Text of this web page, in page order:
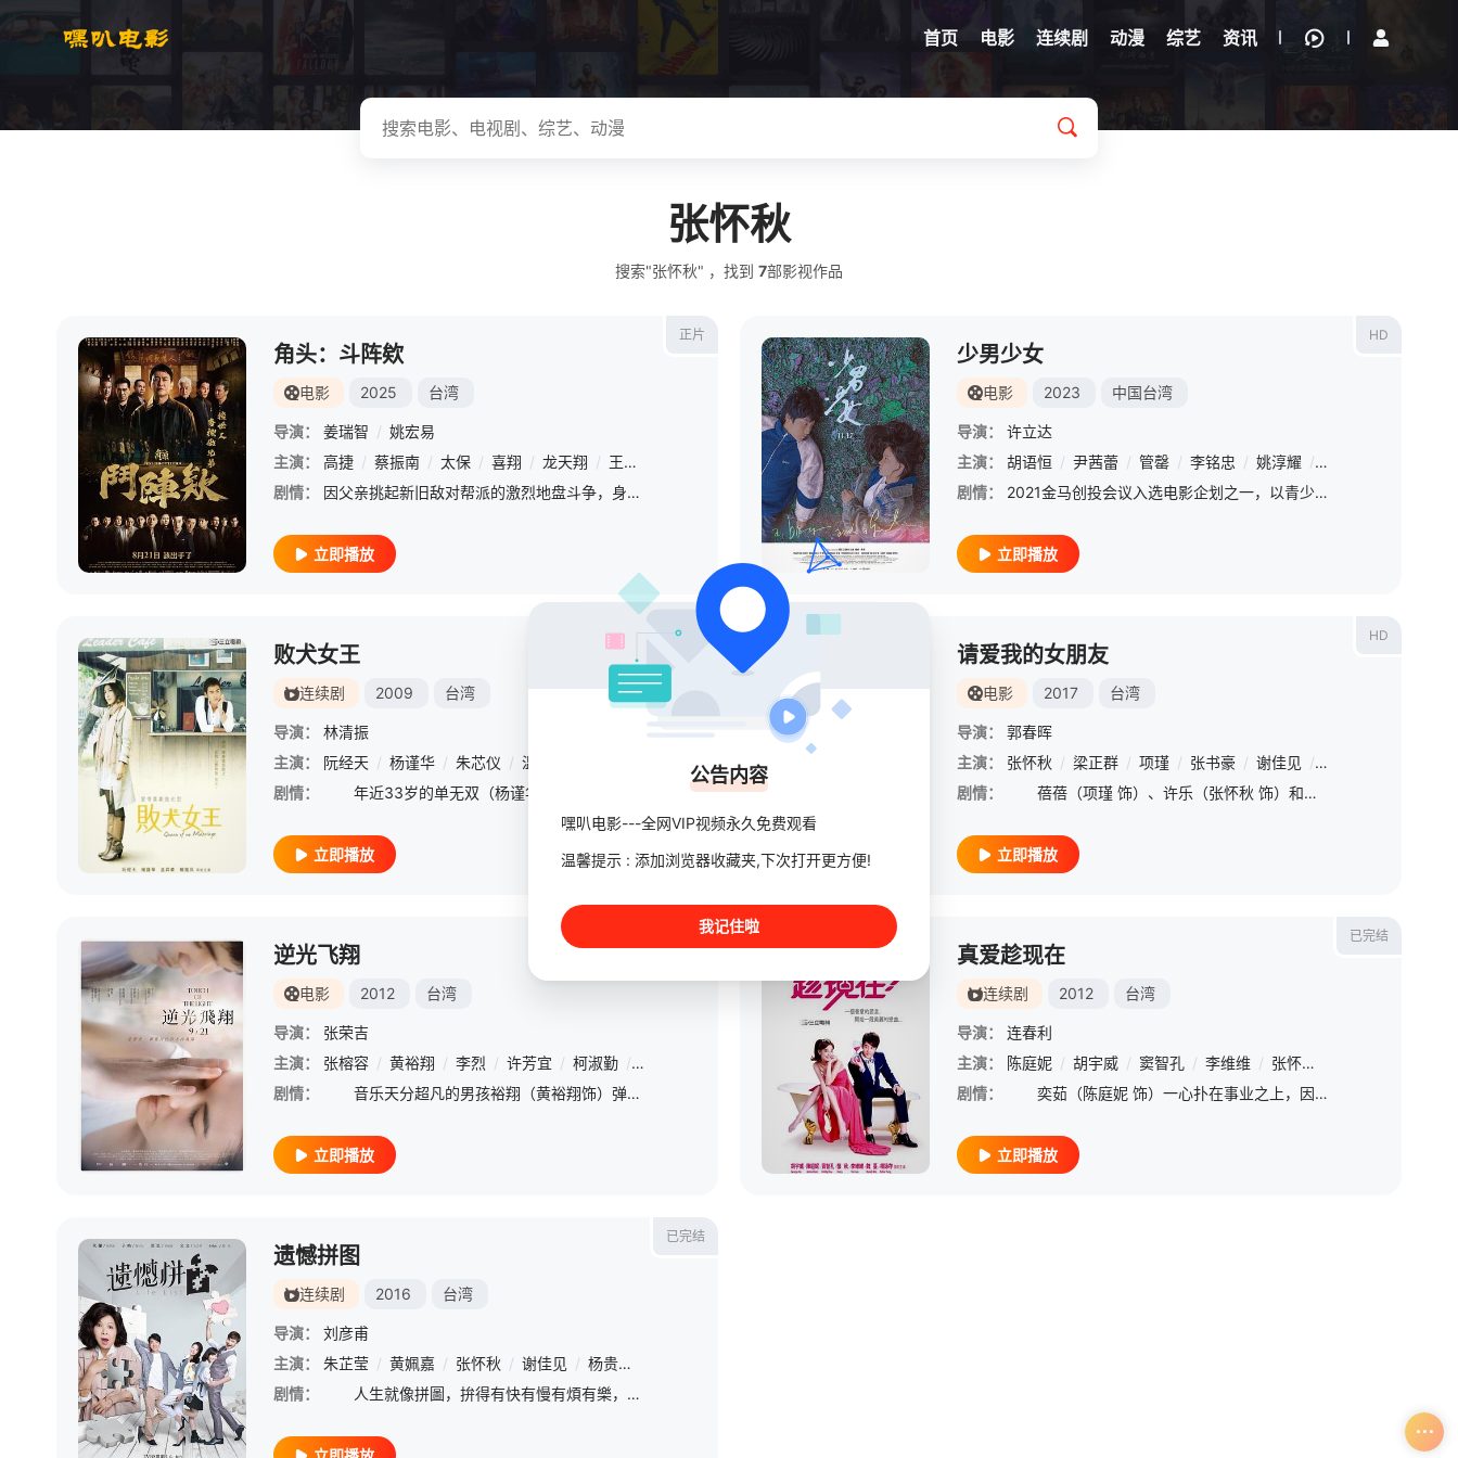
首页 电影 连续剧 动漫 综艺 资讯
张怀秋
搜索"张怀秋" ，找到 7部影视作品
正片
角头：斗阵欸
电影 2025 台湾
导演： 姜瑞智 / 姚宏易
主演：
高捷 / 蔡振南 / 太保 / 喜翔 / 龙天翔 / 王识贤 孙鹏 / 黄腾浩 / 张怀秋 / 黄尚禾 / 郑人硕 / 张再兴 / 唐振刚 / 吴震亚 / 黄冠智 / 林真亦
剧情：
因父亲挑起新旧敌对帮派的激烈地盘斗争，身为儿子的他则试图掌控腥风血雨的台湾黑社会，在兄弟情与自身处境的夹缝中被迫前进。外部敌对势力步步进逼，内部也因误会与压力而开始产生裂缝，使得情义不再是理所当然的依
立即播放
HD
少男少女
电影 2023 中国台湾
导演：
许立达
主演：
胡语恒 / 尹茜蕾 / 管罄 / 李铭忠 / 姚淳耀 / 张怀秋
剧情：
2021金马创投会议入选电影企划之一，以青少年犯罪为题。
立即播放
已完结
败犬女王
连续剧 2009 台湾
导演：
林清振
主演：
阮经天 / 杨谨华 / 朱芯仪 / 温升豪 杨雅筑 陈为民 李沛旭 / 赖亭君
剧情：
立即播放
HD
请爱我的女朋友
电影 2017 台湾
导演：
郭春晖
主演：
张怀秋 / 梁正群 / 项瑾 / 张书豪 / 谢佳见 / 夏如芝
剧情：
蓓蓓（项瑾 饰）、许乐（张怀秋 饰）和许治（梁正群 饰）是感情十分要好的朋友，与此同时，蓓蓓和许治还是一对恩爱的情侣，两人都认定了对方就是自己要携手步入婚礼殿堂的那一个人。大学毕业之后，三人决定合
立即播放
HD
逆光飞翔
电影 2012 台湾
导演：
张荣吉
主演：
张榕容 / 黄裕翔 / 李烈 / 许芳宜 / 柯淑勤 / 纳豆 / 尹馨 / 张怀秋
剧情：
音乐天分超凡的男孩裕翔（黄裕翔饰）弹得一手好琴，却天生失明。他坚持不参加任何比赛，只希望能拥有像普通人一样的生活。他第一次离家北上念书，遇见热爱跳舞却因故被迫放弃梦想的女孩小洁（张榕容饰）。裕翔能
立即播放
已完结
真爱趁现在
连续剧 2012 台湾
导演：
连春利
主演：
陈庭妮 / 胡宇威 / 窦智孔 / 李维维 / 张怀秋
剧情：
奕茹（陈庭妮 饰）一心扑在事业之上，因此而忽略了个人的感情生活，某日，她意外地被医生告知患上了不治之症，只剩下半年的寿命，精彩的人生还未真正开始，便已经即将走向终结。震惊和绝望之中，奕茹踏上了前往
立即播放
已完结
遗憾拼图
连续剧 2016 台湾
导演：
刘彦甫
主演：
朱芷莹 / 黄姵嘉 / 张怀秋 / 谢佳见 / 杨贵媚
剧情：
人生就像拼圖，拚得有快有慢有煩有樂，遺憾是遺失的圖片，讓你無法視而不見空缺的位置
公告内容
嘿叭电影---全网VIP视频永久免费观看
温馨提示 : 添加浏览器收藏夹,下次打开更方便!
我记住啦